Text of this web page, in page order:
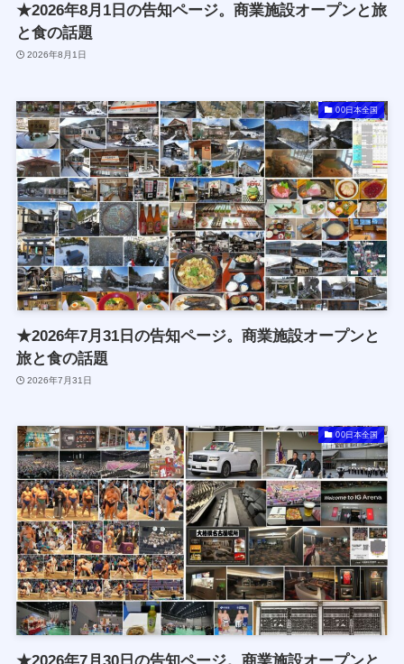
★2026年8月1日の告知ページ。商業施設オープンと旅
と食の話題
2026年8月1日
00日本全国
★2026年7月31日の告知ページ。商業施設オープンと
旅と食の話題
2026年7月31日
00日本全国